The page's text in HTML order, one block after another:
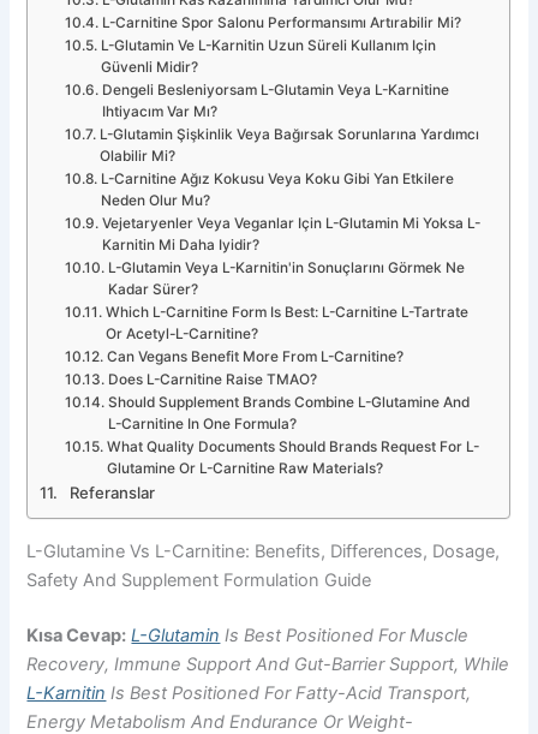
L-Carnitine Spor Salonu Performansımı Artırabilir Mi?
L-Glutamin Ve L-Karnitin Uzun Süreli Kullanım Için
Güvenli Midir?
Dengeli Besleniyorsam L-Glutamin Veya L-Karnitine
Ihtiyacım Var Mı?
L-Glutamin Şişkinlik Veya Bağırsak Sorunlarına Yardımcı
Olabilir Mi?
L-Carnitine Ağız Kokusu Veya Koku Gibi Yan Etkilere
Neden Olur Mu?
Vejetaryenler Veya Veganlar Için L-Glutamin Mi Yoksa L-
Karnitin Mi Daha Iyidir?
L-Glutamin Veya L-Karnitin'in Sonuçlarını Görmek Ne
Kadar Sürer?
Which L-Carnitine Form Is Best: L-Carnitine L-Tartrate
Or Acetyl-L-Carnitine?
Can Vegans Benefit More From L-Carnitine?
Does L-Carnitine Raise TMAO?
Should Supplement Brands Combine L-Glutamine And
L-Carnitine In One Formula?
What Quality Documents Should Brands Request For L-
Glutamine Or L-Carnitine Raw Materials?
Referanslar
L-Glutamine Vs L-Carnitine: Benefits, Differences, Dosage,
Safety And Supplement Formulation Guide
Kısa Cevap: L-Glutamin Is Best Positioned For Muscle
Recovery, Immune Support And Gut-Barrier Support, While
L-Karnitin Is Best Positioned For Fatty-Acid Transport,
Energy Metabolism And Endurance Or Weight-